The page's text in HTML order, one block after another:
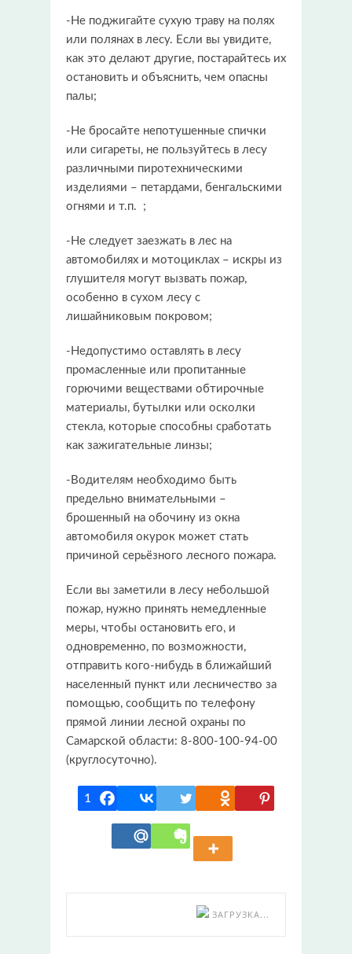
-Не поджигайте сухую траву на полях
или полянах в лесу. Если вы увидите,
как это делают другие, постарайтесь их
остановить и объяснить, чем опасны
палы;
-Не бросайте непотушенные спички
или сигареты, не пользуйтесь в лесу
различными пиротехническими
изделиями – петардами, бенгальскими
огнями и т.п. ;
-Не следует заезжать в лес на
автомобилях и мотоциклах – искры из
глушителя могут вызвать пожар,
особенно в сухом лесу с
лишайниковым покровом;
-Недопустимо оставлять в лесу
промасленные или пропитанные
горючими веществами обтирочные
материалы, бутылки или осколки
стекла, которые способны сработать
как зажигательные линзы;
-Водителям необходимо быть
предельно внимательными –
брошенный на обочину из окна
автомобиля окурок может стать
причиной серьёзного лесного пожара.
Если вы заметили в лесу небольшой
пожар, нужно принять немедленные
меры, чтобы остановить его, и
одновременно, по возможности,
отправить кого-нибудь в ближайший
населенный пункт или лесничество за
помощью, сообщить по телефону
прямой линии лесной охраны по
Самарской области: 8-800-100-94-00
(круглосуточно).
1
ЗАГРУЗКА...